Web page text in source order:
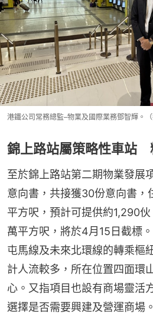
港鐵公司常務總監–物業及國際業務鄧智輝。（
錦上路站屬策略性車站
至於錦上路站第二期物業發展
意向書，共接獲30份意向書，
平方呎，預計可提供約1,290
萬平方呎，將於4月15日截標
屯馬線及未來北環線的轉乘樞
計人流較多，所在位置四面環
心。又指項目也設有商場靈活
選擇是否需要興建及營運商場。